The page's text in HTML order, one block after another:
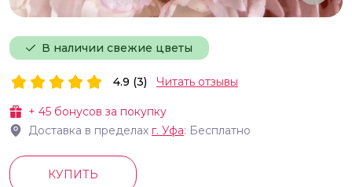
В наличии свежие цветы
+ 45 бонусов за покупку
Доставка в пределах г. Уфа: Бесплатно
4.9 (3) Читать отзывы
КУПИТЬ